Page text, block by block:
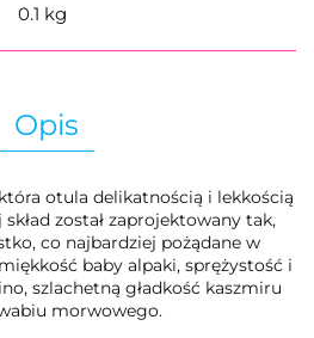
0.1 kg
Opis
otula delikatnością i lekkością
został zaprojektowany tak,
co najbardziej pożądane w
baby alpaki, sprężystość i
szlachetną gładkość kaszmiru
morwowego.